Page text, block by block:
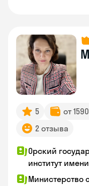
5 от
2 отзыва
Орский
институт
Министерство